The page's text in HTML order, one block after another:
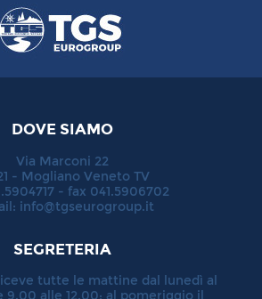
DOVE SIAMO
Via Marconi 22
- Mogliano Veneto TV
- fax 041.5906702
info@tgseurogroup.it
SEGRETERIA
tutte le mattine dal lunedì al